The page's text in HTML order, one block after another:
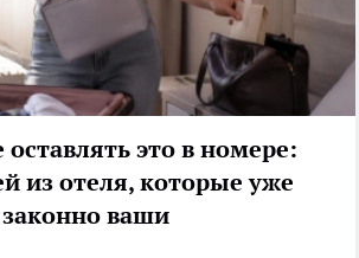
оставлять это в номере:
из отеля, которые уже
ваши